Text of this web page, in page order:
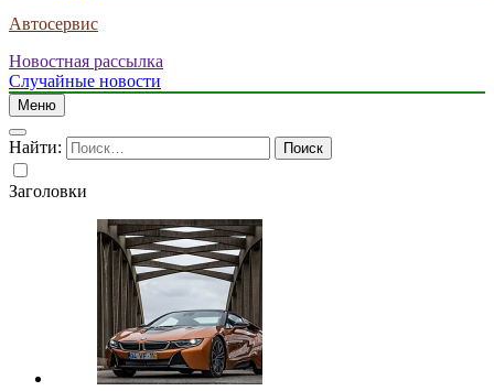
Автосервис
Новостная рассылка
Случайные новости
Меню
Найти:
Заголовки